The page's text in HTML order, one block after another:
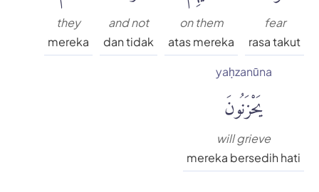
fear
rasa takut
on them
atas mereka
and not
dan tidak
they
mereka
yaḥzanūna
يَحْزَنُونَ
will grieve
mereka bersedih hati